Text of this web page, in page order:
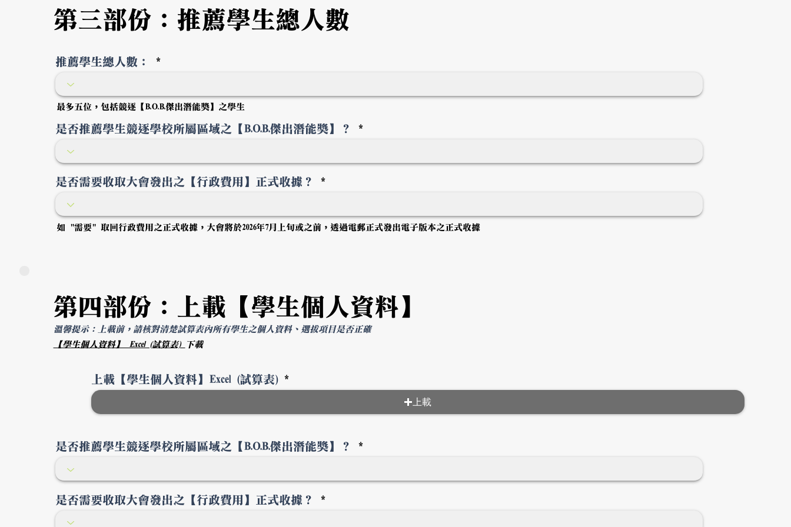
第三部份：推薦學生總人數
推薦學生總人數：
最多五位，包括競逐【B.O.B.傑出潛能獎】之學生
是否推薦學生競逐學校所屬區域之【B.O.B.傑出潛能獎】？
是否需要收取大會發出之【行政費用】正式收據？
如 "需要" 取回行政費用之正式收據，大會將於2026年7月上旬或之前，透過電郵正式發出電子版本之正式收據
第四部份：上載【學生個人資料】
溫馨提示：上載前，請核對清楚試算表內所有學生之個人資料、選拔項目是否正確
【學生個人資料】 Excel (試算表) 下載
上載【學生個人資料】Excel (試算表)
上載
是否推薦學生競逐學校所屬區域之【B.O.B.傑出潛能獎】？
是否需要收取大會發出之【行政費用】正式收據？